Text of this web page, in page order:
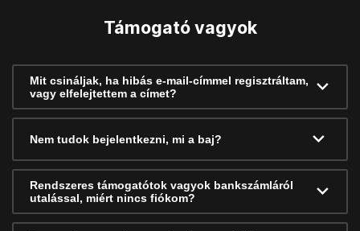
Támogató vagyok
Mit csináljak, ha hibás e-mail-címmel regisztráltam,
vagy elfelejtettem a címet?
Nem tudok bejelentkezni, mi a baj?
Rendszeres támogatótok vagyok bankszámláról
utalással, miért nincs fiókom?